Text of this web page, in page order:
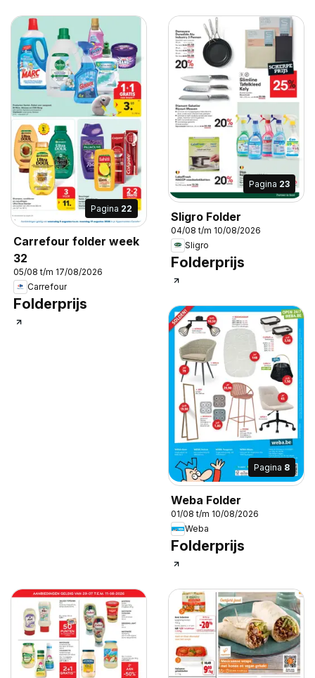
Pagina 22
Carrefour folder week
32
05/08 t/m 17/08/2026
Carrefour
Folderprijs
Pagina 23
Sligro Folder
04/08 t/m 10/08/2026
Sligro
Folderprijs
Pagina 8
Weba Folder
01/08 t/m 10/08/2026
Weba
Folderprijs